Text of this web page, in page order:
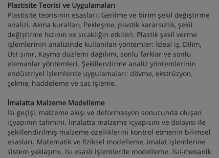
Plastisite Teorisi ve Uygulamaları
Plastisite teorisinin esasları: Gerilme ve birim şekil değiştirme
analizi. Akma kuralları, Pekleşme, plastik kararsızlık, şekil
değiştirme hızının ve sıcaklığın etkileri. Plastik şekil verme
işlemlerinin analizinde kullanılan yöntemler: İdeal iş, Dilim,
Üst sınır, Kayma düzlemi dağılımı, sonlu farklar ve sonlu
elemanlar yöntemleri. Şekillendirme analiz yöntemlerinin
endüstriyel işlemlerde uygulamaları: dövme, ekstrüzyon,
çekme, haddeleme ve sac işleme.
İmalatta Malzeme Modelleme
Isı geçişi, malzeme akışı ve deformasyon sonucunda oluşan
içyapının tahmini. İmalatta malzeme içyapısını ve dolayısı ile
şekillendirilmiş malzeme özelliklerini kontrol etmenin bilimsel
esasları. Matematik ve fiziksel modelleme, imalat işlemlerine
sistem yaklaşımı. Isı esaslı işlemlerde modelleme. Isıl-mekanik